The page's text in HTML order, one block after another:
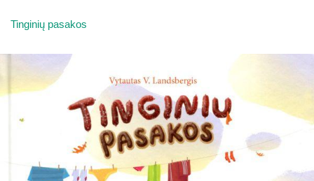
Tinginių pasakos